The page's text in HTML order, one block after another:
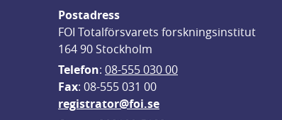
Postadress
FOI Totalförsvarets forskningsinstitut
164 90 Stockholm
Telefon: 08-555 030 00
Fax: 08-555 031 00
registrator@foi.se